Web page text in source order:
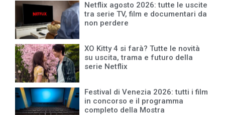
Netflix agosto 2026: tutte le uscite
tra serie TV, film e documentari da
non perdere
XO Kitty 4 si farà? Tutte le novità
su uscita, trama e futuro della
serie Netflix
Festival di Venezia 2026: tutti i film
in concorso e il programma
completo della Mostra